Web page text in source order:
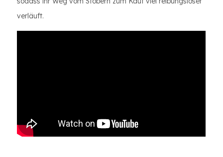
verläuft.